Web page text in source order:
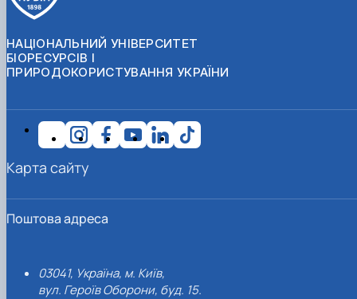
НАЦІОНАЛЬНИЙ УНІВЕРСИТЕТ
БІОРЕСУРСІВ І
ПРИРОДОКОРИСТУВАННЯ УКРАЇНИ
Поштова адреса
03041, Україна, м. Київ,
вул. Героїв Оборони, буд. 15.
Карта сайту